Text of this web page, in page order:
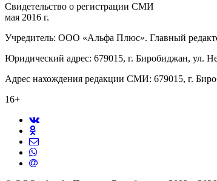
Свидетельство о регистрации СМИ
мая 2016 г.
Учредитель: ООО «Альфа Плюс». Главный
Юридический адрес: 679015, г. Биробиджан, ул.
Адрес нахождения редакции СМИ: 679015, г.
16+